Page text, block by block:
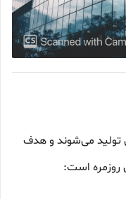
تولید می‌شوند و هدف
روزمره است: